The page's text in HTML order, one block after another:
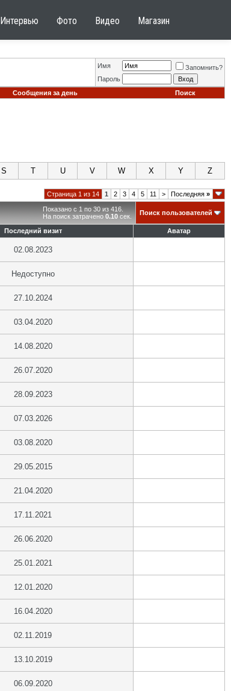
Интервью Фото Видео Магазин
Имя
Запомнить?
Пароль
Сообщения за день Поиск
S T U V W X Y Z
Страница 1 из 14 1 2 3 4 5 11 > Последняя »
Показано с 1 по 30 из 416.
На поиск затрачено 0.10 сек. Поиск пользователей
Последний визит Аватар
02.08.2023
Недоступно
27.10.2024
03.04.2020
14.08.2020
26.07.2020
28.09.2023
07.03.2026
03.08.2020
29.05.2015
21.04.2020
17.11.2021
26.06.2020
25.01.2021
12.01.2020
16.04.2020
02.11.2019
13.10.2019
06.09.2020